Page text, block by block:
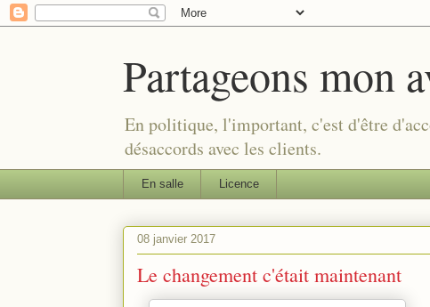
Partageons mon
En politique, l'important, c'est d'être
désaccords avec les clients.
En salle Licence
08 janvier 2017
Le changement c'était maintenant